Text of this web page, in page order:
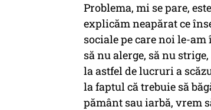
Problema, mi se pare,
explicăm neapărat ce
sociale pe care noi le-
să nu alerge, să nu
la astfel de lucruri a
la faptul că trebuie să
pământ sau iarbă, vrem